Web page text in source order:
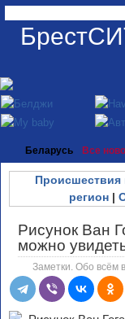
Беларусь Все
Происшествия
регион |
Рисунок Ван
можно
Заметки. Обо всём